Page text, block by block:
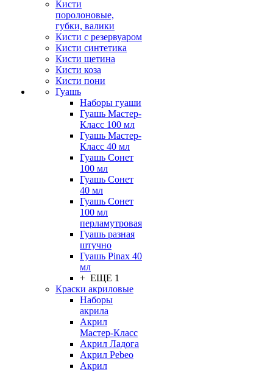
Кисти
поролоновые,
губки, валики
Кисти с резервуаром
Кисти синтетика
Кисти щетина
Кисти коза
Кисти пони
Гуашь
Наборы гуаши
Гуашь Мастер-
Класс 100 мл
Гуашь Мастер-
Класс 40 мл
Гуашь Сонет
100 мл
Гуашь Сонет
40 мл
Гуашь Сонет
100 мл
перламутровая
Гуашь разная
штучно
Гуашь Pinax 40
мл
+ ЕЩЕ 1
Краски акриловые
Наборы
акрила
Акрил
Мастер-Класс
Акрил Ладога
Акрил Pebeo
Акрил